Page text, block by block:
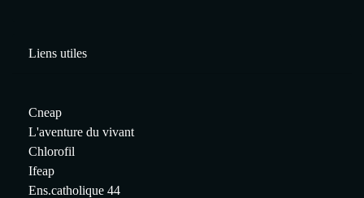
Liens utiles
Cneap
L'aventure du vivant
Chlorofil
Ifeap
Ens.catholique 44